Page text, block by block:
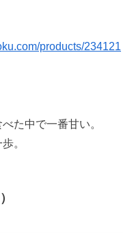
products/234121
た中で一番甘い。
。